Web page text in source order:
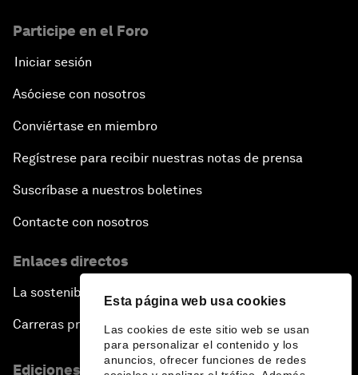
Esta página web usa cookies
Las cookies de este sitio web se usan
para personalizar el contenido y los
anuncios, ofrecer funciones de redes
Participe en el Foro
Iniciar sesión
Asóciese con nosotros
Conviértase en miembro
Regístrese para recibir nuestras notas de prensa
Suscríbase a nuestros boletines
Contacte con nosotros
Enlaces directos
La sostenibilidad en el Foro
Carreras profesionales
Ediciones en otros idiomas